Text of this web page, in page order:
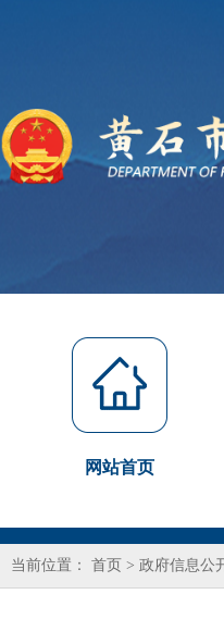
网站首页
当前位置： 首页 > 政府信息公